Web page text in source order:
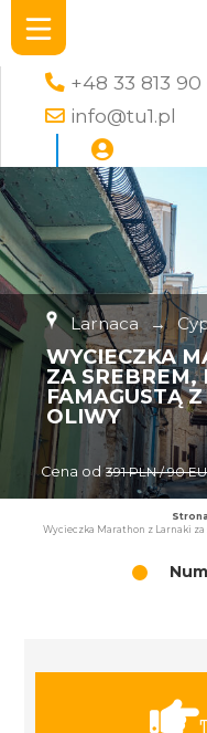
+48 33 813
info@tu1.pl
Larnaca →
WYCIECZKA
ZA SREBREM,
FAMAGUSTĄ
OLIWY
Cena od 391 PLN / 90
Wycieczka Marathon z Larnaki